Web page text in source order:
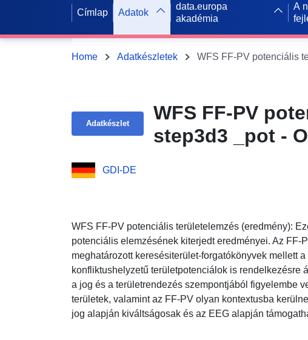
Címlap Adatok
data.europa
akadémia
A
Home Adatkészletek
Adatkészlet
WFS FF-PV
step3d3 _pot -
GDI-DE
WFS FF-PV potenciális területelemzés (eredmény):
potenciális elemzésének kiterjedt eredményei. Az FF-
meghatározott keresésiterület-forgatókönyvek mellett
konfliktushelyzetű területpotenciálok is rendelkezésre
a jog és a területrendezés szempontjából figyelembe
területek, valamint az FF-PV olyan kontextusba
jog alapján kiváltságosak és az EEG alapján